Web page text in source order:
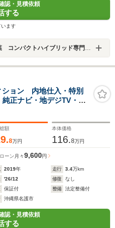
認・見積依頼
する
います
ッド専門店 ルーミー／シエンタ／ソリオ／プリウス
ョン 内地仕入・特別
正ナビ・地デジTV・
タート・両側パワス
シートヒーター・障害物
ル
額
8万円
本体価格
116.8万円
ーン 月々9,600円
2019年 走行 3.4万km
'26/12 修復
なし
保証付 整備
法定整備付
沖縄県名護市
認・見積依頼
する